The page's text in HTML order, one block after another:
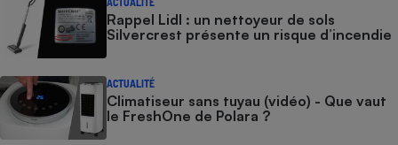
Rappel Lidl : un nettoyeur de sols
Silvercrest présente un risque d’incendie
ACTUALITÉ
Climatiseur sans tuyau (vidéo) - Que vaut
le FreshOne de Polara ?